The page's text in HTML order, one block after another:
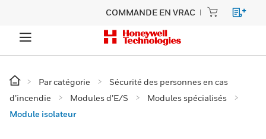
COMMANDE EN VRAC
Par catégorie
Sécurité des personnes en cas
d’incendie
Modules d’E/S
Modules spécialisés
Module isolateur